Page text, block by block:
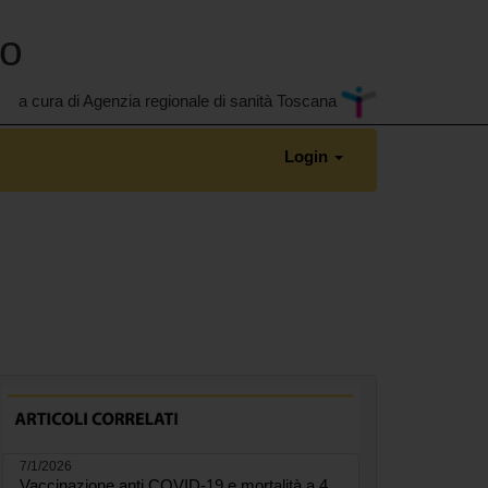
a cura di Agenzia regionale di sanità Toscana
Login
7/1/2026